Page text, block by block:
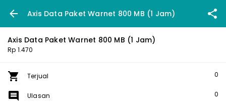
Axis Data Paket Warnet 800 MB (1 Jam)
Axis Data Paket Warnet 800 MB (1 Jam)
Rp 1.470
Terjual 0
Ulasan 0